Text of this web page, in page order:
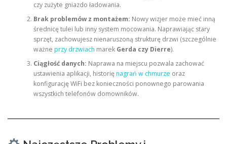
czy zużyte gniazdo ładowania.
Brak problemów z montażem: Nowy wizjer może mieć inną
średnicę tulei lub inny system mocowania. Naprawiając stary
sprzęt, zachowujesz nienaruszoną strukturę drzwi (szczególnie
ważne przy drzwiach marek Gerda czy Dierre).
Ciągłość danych: Naprawa na miejscu pozwala zachować
ustawienia aplikacji, historięnagrań w chmurze oraz
konfigurację WiFi bez konieczności ponownego parowania
wszystkich telefonów domowników.